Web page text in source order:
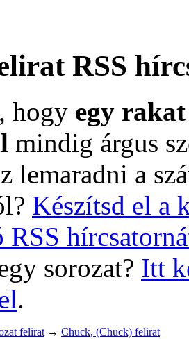
RSS
hogy egy
mindig árgus
lemaradni a
Készítsd el a
RSS
sorozat? Itt
.
felirat→ Chuck, (Chuck) felirat